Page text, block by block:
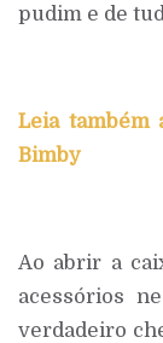
pudim e de
Leia
Bimby
Ao abrir a
acessórios
verdadeiro